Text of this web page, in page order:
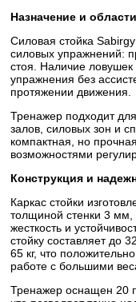
Назначение и
Силовая стойка
силовых упражнений:
стоя. Наличие ловушек
упражнения без
протяжении движения.
Тренажер подходит
залов, силовых зон и
компактная, но
возможностями
Конструкция и
Каркас стойки
толщиной стенки 3
жесткость и
стойку составляет до
65 кг, что
работе с большими
Тренажер оснащен 20